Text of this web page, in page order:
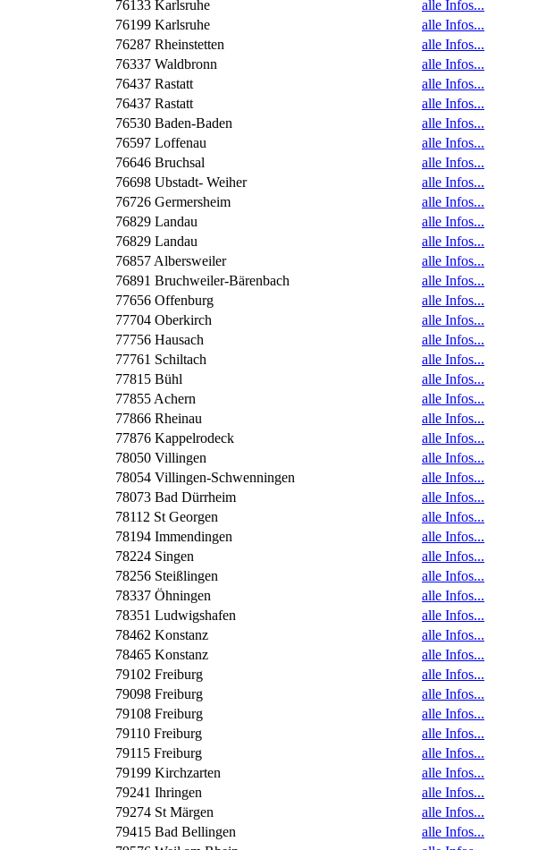
76133 Karlsruhe
alle Infos...
76199 Karlsruhe
alle Infos...
76287 Rheinstetten
alle Infos...
76337 Waldbronn
alle Infos...
76437 Rastatt
alle Infos...
76437 Rastatt
alle Infos...
76530 Baden-Baden
alle Infos...
76597 Loffenau
alle Infos...
76646 Bruchsal
alle Infos...
76698 Ubstadt- Weiher
alle Infos...
76726 Germersheim
alle Infos...
76829 Landau
alle Infos...
76829 Landau
alle Infos...
76857 Albersweiler
alle Infos...
76891 Bruchweiler-Bärenbach
alle Infos...
77656 Offenburg
alle Infos...
77704 Oberkirch
alle Infos...
77756 Hausach
alle Infos...
77761 Schiltach
alle Infos...
77815 Bühl
alle Infos...
77855 Achern
alle Infos...
77866 Rheinau
alle Infos...
77876 Kappelrodeck
alle Infos...
78050 Villingen
alle Infos...
78054 Villingen-Schwenningen
alle Infos...
78073 Bad Dürrheim
alle Infos...
78112 St Georgen
alle Infos...
78194 Immendingen
alle Infos...
78224 Singen
alle Infos...
78256 Steißlingen
alle Infos...
78337 Öhningen
alle Infos...
78351 Ludwigshafen
alle Infos...
78462 Konstanz
alle Infos...
78465 Konstanz
alle Infos...
79102 Freiburg
alle Infos...
79098 Freiburg
alle Infos...
79108 Freiburg
alle Infos...
79110 Freiburg
alle Infos...
79115 Freiburg
alle Infos...
79199 Kirchzarten
alle Infos...
79241 Ihringen
alle Infos...
79274 St Märgen
alle Infos...
79415 Bad Bellingen
alle Infos...